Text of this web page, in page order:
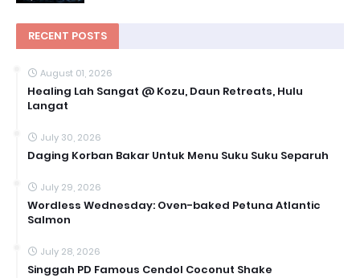
RECENT POSTS
August 01, 2026
Healing Lah Sangat @ Kozu, Daun Retreats, Hulu
Langat
July 30, 2026
Daging Korban Bakar Untuk Menu Suku Suku Separuh
July 29, 2026
Wordless Wednesday: Oven-baked Petuna Atlantic
Salmon
July 28, 2026
Singgah PD Famous Cendol Coconut Shake